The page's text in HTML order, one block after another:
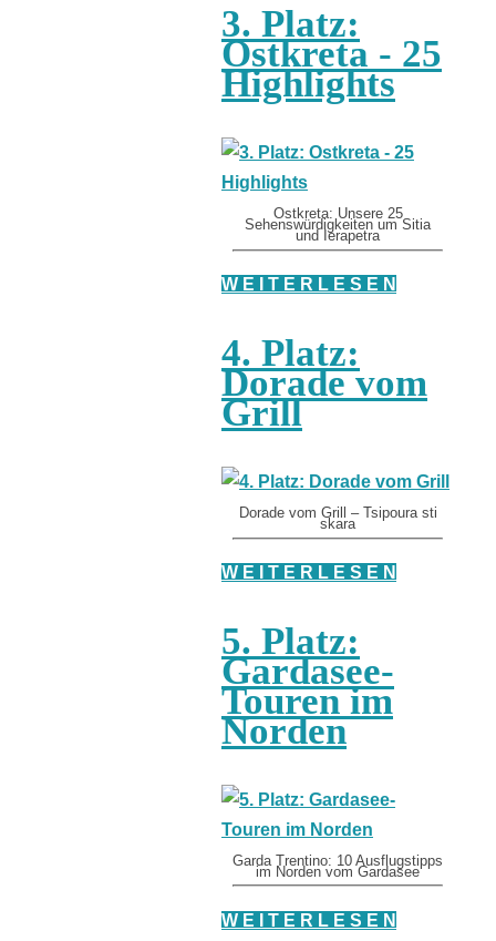
3. Platz:
Ostkreta - 25
Highlights
Ostkreta: Unsere 25
Sehenswürdigkeiten um Sitia
und Ierapetra
W E I T E R L E S E N
4. Platz:
Dorade vom
Grill
Dorade vom Grill – Tsipoura sti
skara
W E I T E R L E S E N
5. Platz:
Gardasee-
Touren im
Norden
Garda Trentino: 10 Ausflugstipps
im Norden vom Gardasee
W E I T E R L E S E N